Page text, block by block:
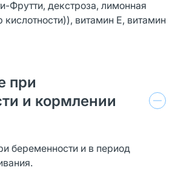
Фрутти, декстроза, лимонная
кислотности)), витамин Е, витамин
при
и кормлении
беременности и в период